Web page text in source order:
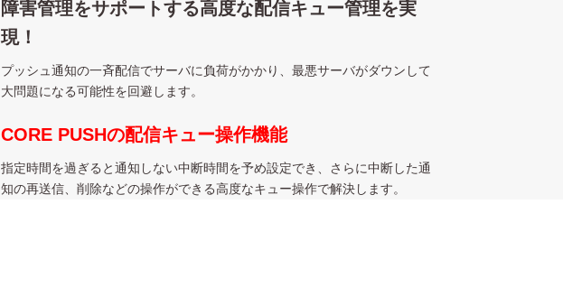
障害管理をサポートする高度な配信キュー管理を実
現！
プッシュ通知の一斉配信でサーバに負荷がかかり、最悪サーバがダウンして
大問題になる可能性を回避します。
CORE PUSHの配信キュー操作機能
指定時間を過ぎると通知しない中断時間を予め設定でき、さらに中断した通
知の再送信、削除などの操作ができる高度なキュー操作で解決します。